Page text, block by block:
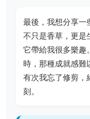
最後，我想分享一
不只是香草，更是
它帶給我很多樂趣
時，那種成就感難
有次我忘了修剪，
刻。